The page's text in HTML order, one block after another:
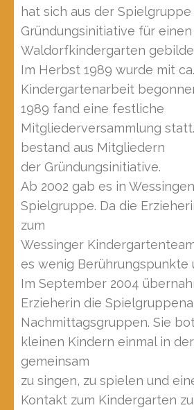
hat sich aus der
Gründungsinitiative für einen
Waldorfkindergarten
Im Herbst 1989 wurde mit
Kindergartenarbeit
1989 fand eine festliche
Mitgliederversammlung
bestand aus Mitgliedern
der Gründungsinitiative.
Ab 2002 gab es in
Spielgruppe. Da die
zum
Wessinger
es wenig Berührungspunkte
Im September 2004
Erzieherin die
Nachmittagsgruppen. Sie
kleinen Kindern einmal in
gemeinsam
zu singen, zu spielen und
Kontakt zum Kindergarten